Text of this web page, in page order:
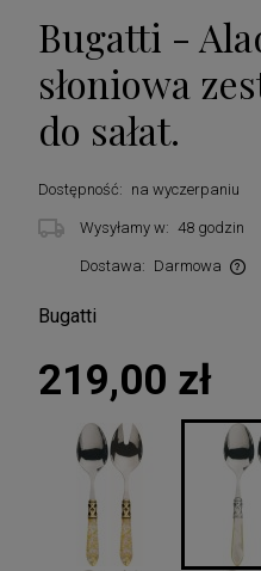
Bugatti -
słoniowa
do sałat.
Dostępność: na wyczerpaniu
Wysyłamy w: 48 godzin
Dostawa: Darmowa
Bugatti
219,00 zł